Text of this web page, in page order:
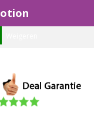
wij gebruik van